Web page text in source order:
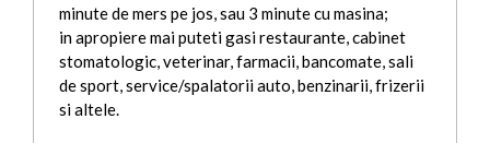
minute de mers pe jos, sau 3 minute cu masina;
in apropiere mai puteti gasi restaurante, cabinet
stomatologic, veterinar, farmacii, bancomate, sali
de sport, service/spalatorii auto, benzinarii, frizerii
si altele.